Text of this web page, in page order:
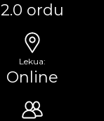
2.0 ordu
Lekua:
Online